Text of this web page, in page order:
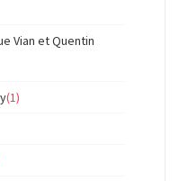
Vian et Quentin
(1)